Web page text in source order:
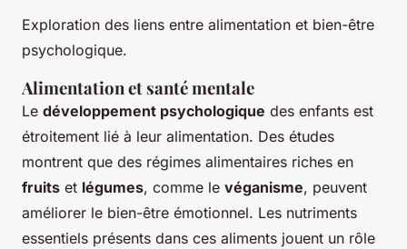
Exploration des liens entre alimentation et bien-être
psychologique.
Alimentation et santé mentale
Le développement psychologique des enfants est
étroitement lié à leur alimentation. Des études
montrent que des régimes alimentaires riches en
fruits et légumes, comme le véganisme, peuvent
améliorer le bien-être émotionnel. Les nutriments
essentiels présents dans ces aliments jouent un rôle